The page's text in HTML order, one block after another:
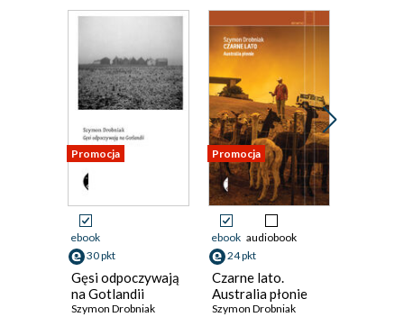
Promocja
ebook
30 pkt
Gęsi odpoczywają
na Gotlandii
Szymon Drobniak
Promocja
ebook audiobook
24 pkt
Czarne lato.
Australia płonie
Szymon Drobniak